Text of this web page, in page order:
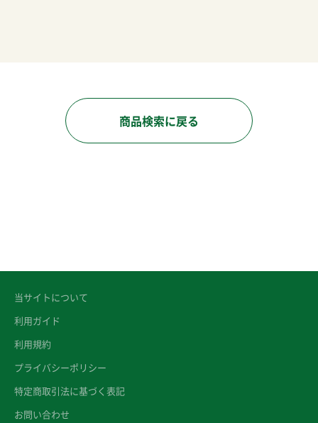
商品検索に戻る
当サイトについて
利用ガイド
利用規約
プライバシーポリシー
特定商取引法に基づく表記
お問い合わせ